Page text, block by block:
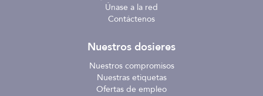
Únase a la red
Contáctenos
Nuestros dosieres
Nuestros compromisos
Nuestras etiquetas
Ofertas de empleo